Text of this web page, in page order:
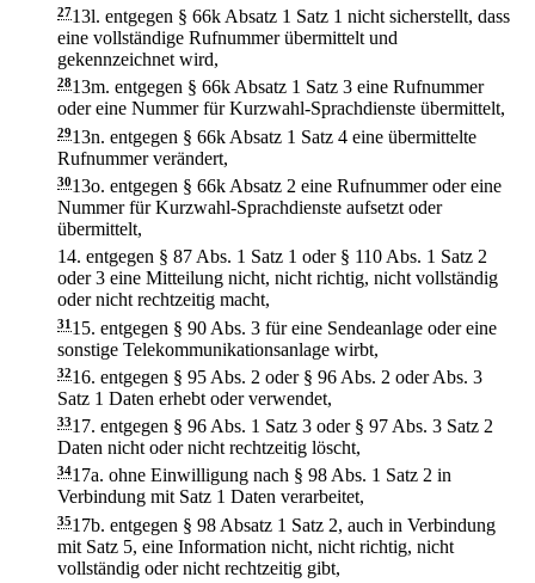
2713l. entgegen § 66k Absatz 1 Satz 1 nicht sicherstellt, dass
eine vollständige Rufnummer übermittelt und
gekennzeichnet wird,
2813m. entgegen § 66k Absatz 1 Satz 3 eine Rufnummer
oder eine Nummer für Kurzwahl-Sprachdienste übermittelt,
2913n. entgegen § 66k Absatz 1 Satz 4 eine übermittelte
Rufnummer verändert,
3013o. entgegen § 66k Absatz 2 eine Rufnummer oder eine
Nummer für Kurzwahl-Sprachdienste aufsetzt oder
übermittelt,
14. entgegen § 87 Abs. 1 Satz 1 oder § 110 Abs. 1 Satz 2
oder 3 eine Mitteilung nicht, nicht richtig, nicht vollständig
oder nicht rechtzeitig macht,
31 15. entgegen § 90 Abs. 3 für eine Sendeanlage oder eine
sonstige Telekommunikationsanlage wirbt,
3216. entgegen § 95 Abs. 2 oder § 96 Abs. 2 oder Abs. 3
Satz 1 Daten erhebt oder verwendet,
3317. entgegen § 96 Abs. 1 Satz 3 oder § 97 Abs. 3 Satz 2
Daten nicht oder nicht rechtzeitig löscht,
3417a. ohne Einwilligung nach § 98 Abs. 1 Satz 2 in
Verbindung mit Satz 1 Daten verarbeitet,
3517b. entgegen § 98 Absatz 1 Satz 2, auch in Verbindung
mit Satz 5, eine Information nicht, nicht richtig, nicht
vollständig oder nicht rechtzeitig gibt,